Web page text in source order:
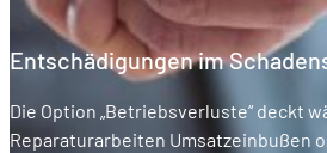
Entschädigungen im
Die Option „Betriebsverluste“ deckt
Reparaturarbeiten Umsatzeinbußen